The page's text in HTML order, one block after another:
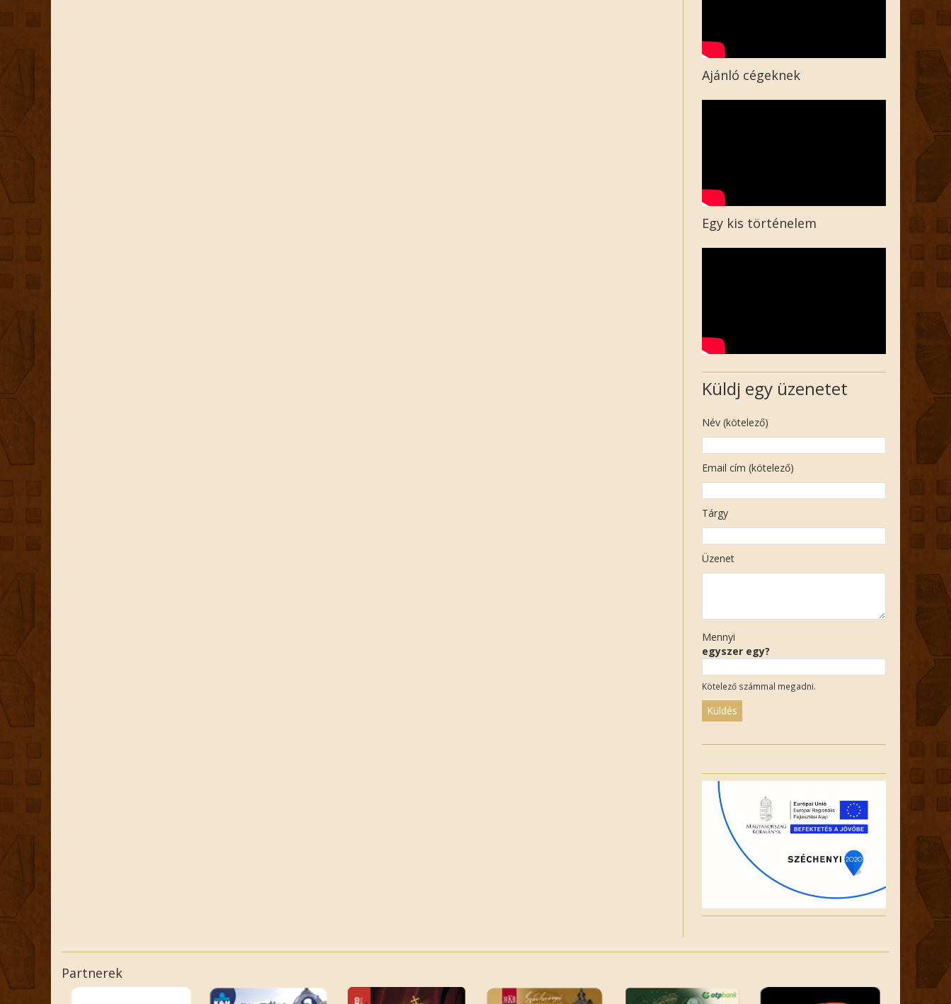
Ajánló cégeknek
Egy kis történelem
Küldj egy üzenetet
Név (kötelező)
Email cím (kötelező)
Tárgy
Üzenet
Mennyi
egyszer egy?
Kötelező számmal megadni.
field
empty.
Partnerek